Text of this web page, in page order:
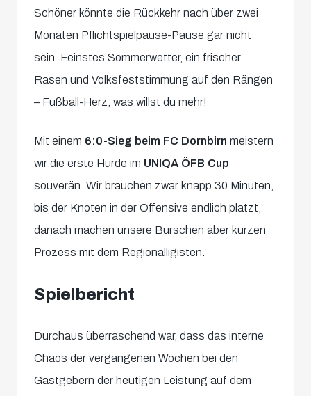
Schöner könnte die Rückkehr nach über zwei
Monaten Pflichtspielpause-Pause gar nicht
sein. Feinstes Sommerwetter, ein frischer
Rasen und Volksfeststimmung auf den Rängen
– Fußball-Herz, was willst du mehr!
Mit einem 6:0-Sieg beim FC Dornbirn meistern
wir die erste Hürde im UNIQA ÖFB Cup
souverän. Wir brauchen zwar knapp 30 Minuten,
bis der Knoten in der Offensive endlich platzt,
danach machen unsere Burschen aber kurzen
Prozess mit dem Regionalligisten.
Spielbericht
Durchaus überraschend war, dass das interne
Chaos der vergangenen Wochen bei den
Gastgebern der heutigen Leistung auf dem